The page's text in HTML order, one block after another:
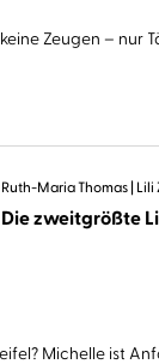
Zeugen – nur
Ruth-Maria Thomas Lili
Die zweitgrößte
Michelle ist